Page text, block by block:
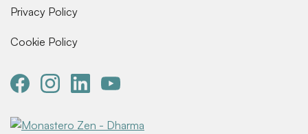
Privacy Policy
Cookie Policy